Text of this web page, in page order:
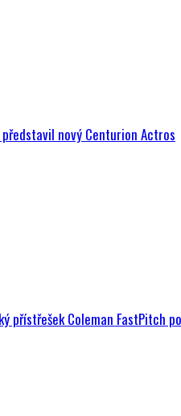
nový Centurion Actros
přístřešek Coleman FastPitch